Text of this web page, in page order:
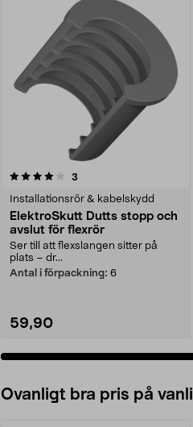
3
Installationsrör & kabelskydd
ElektroSkutt Dutts stopp och
avslut för flexrör
Ser till att flexslangen sitter på
plats – dr...
Antal i förpackning: 6
59,90
4.5 av 5 stjärnor
Ovanligt bra pris på